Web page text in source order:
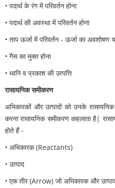
• पदार्थ के रंग में परिवर्तन होना
• पदार्थ की अवस्था में परिवर्तन होना
• ताप ऊर्जा में परिवर्तन - ऊर्जा का अवशोषण
• गैस का मुक्त होना
• ध्वनि व प्रकाश की उत्पत्ति
रासायनिक समीकरण
अभिकारकों और उत्पादों को उनके
करना रासायनिक समीकरण कहलाता है|
होते हैं -
• अभिकारक (Reactants)
• उत्पाद
• एक तीर (Arrow) जो अभिकारक और